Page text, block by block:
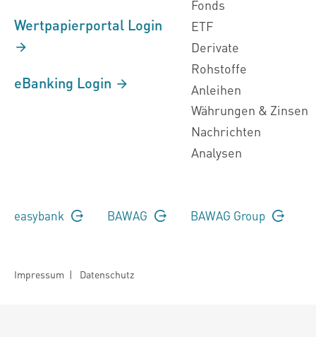
Wertpapierportal Login
eBanking Login
Fonds
ETF
Derivate
Rohstoffe
Anleihen
Währungen & Zinsen
Nachrichten
Analysen
easybank BAWAG BAWAG Group
Impressum | Datenschutz